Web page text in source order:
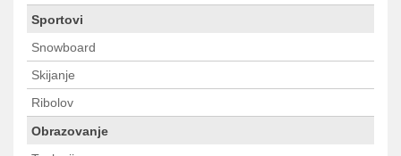
Sportovi
Snowboard
Skijanje
Ribolov
Obrazovanje